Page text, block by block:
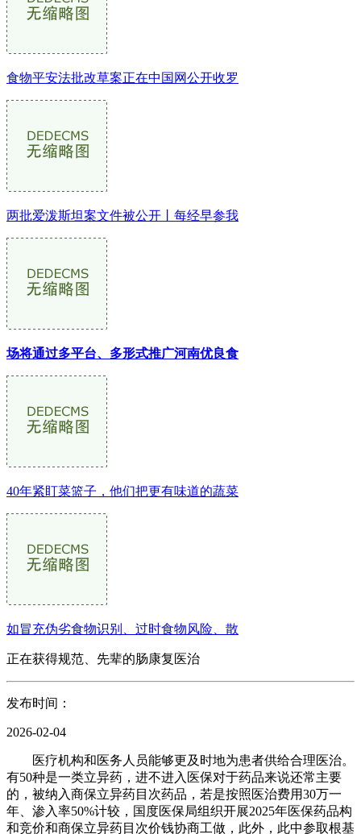
食物平安法批改草案正在中国网公开收罗
两批爱泼斯坦案文件被公开丨每经早参我
场将通过多平台、多形式推广河南优良食
40年紧盯菜篮子，他们把更有味道的蔬菜
如冒充伪劣食物识别、过时食物风险、散
正在获得规范、先辈的肠康复医治
发布时间：
2026-02-04
医疗机构和医务人员能够更及时地为患者供给合理医治。
有50种是一类立异药，进不进入医保对于药品来说还常主要
的，被纳入商保立异药目次药品，若是按照医治费用30万一
年、渗入率50%计较，国度医保局组织开展2025年医保药品构
和竞价和商保立异药目次价钱协商工做，此外，此中参取根基